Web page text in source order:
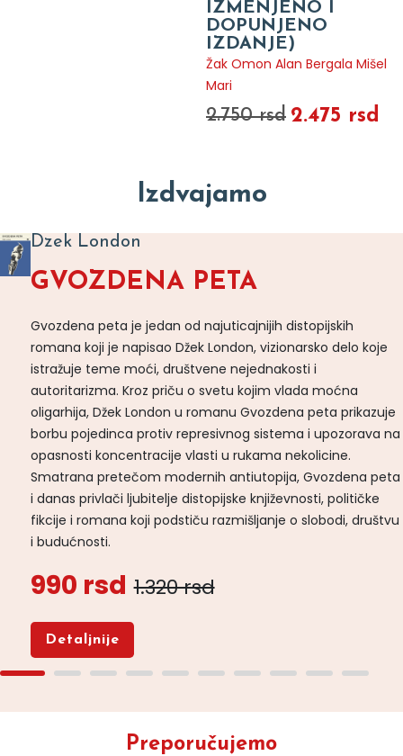
IZMENJENO I
DOPUNJENO
IZDANJE)
Žak Omon Alan Bergala Mišel
Mari
2.750 rsd 2.475 rsd
Izdvajamo
Dzek London
GVOZDENA PETA
Gvozdena peta je jedan od najuticajnijih distopijskih
romana koji je napisao Džek London, vizionarsko delo koje
istražuje teme moći, društvene nejednakosti i
autoritarizma. Kroz priču o svetu kojim vlada moćna
oligarhija, Džek London u romanu Gvozdena peta prikazuje
borbu pojedinca protiv represivnog sistema i upozorava na
opasnosti koncentracije vlasti u rukama nekolicine.
Smatrana pretečom modernih antiutopija, Gvozdena peta
i danas privlači ljubitelje distopijske književnosti, političke
fikcije i romana koji podstiču razmišljanje o slobodi, društvu
i budućnosti.
990 rsd 1.320 rsd
Detaljnije
Preporučujemo